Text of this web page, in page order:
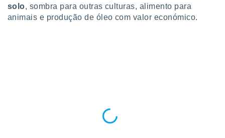
solo, sombra para outras culturas, alimento para
animais e produção de óleo com valor económico.